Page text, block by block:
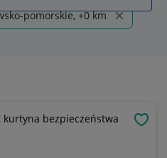
pomorskie, +0 km
kurtyna bezpieczeństwa